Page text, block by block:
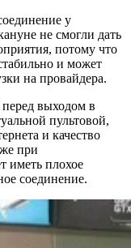
у
не смогли дать
потому что
и может
на провайдера.
выходом в
пультовой,
и качество
при
иметь плохое
соединение.